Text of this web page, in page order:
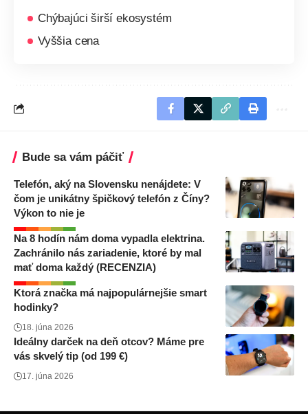
Chýbajúci širší ekosystém
Vyššia cena
Bude sa vám páčiť
Telefón, aký na Slovensku nenájdete: V
čom je unikátny špičkový telefón z Číny?
Výkon to nie je
Na 8 hodín nám doma vypadla elektrina.
Zachránilo nás zariadenie, ktoré by mal
mať doma každý (RECENZIA)
Ktorá značka má najpopulárnejšie smart
hodinky?
18. júna 2026
Ideálny darček na deň otcov? Máme pre
vás skvelý tip (od 199 €)
17. júna 2026